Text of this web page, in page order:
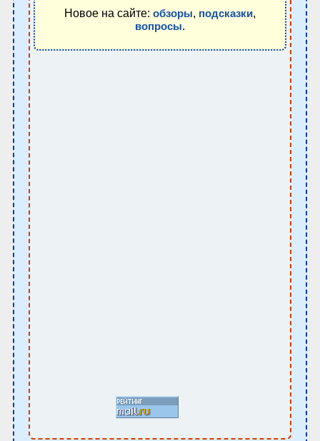
Новое на сайте: обзоры, подсказки,
вопросы.